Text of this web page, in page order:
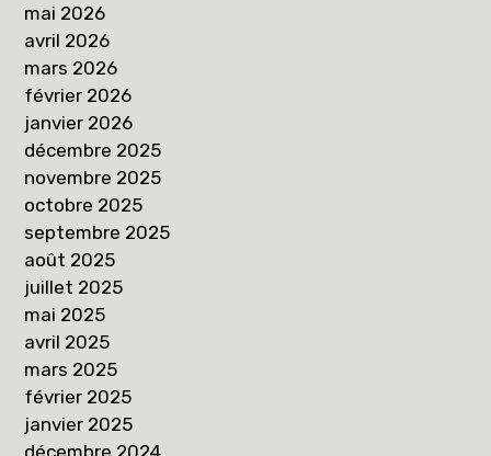
mai 2026
avril 2026
mars 2026
février 2026
janvier 2026
décembre 2025
novembre 2025
octobre 2025
septembre 2025
août 2025
juillet 2025
mai 2025
avril 2025
mars 2025
février 2025
janvier 2025
décembre 2024